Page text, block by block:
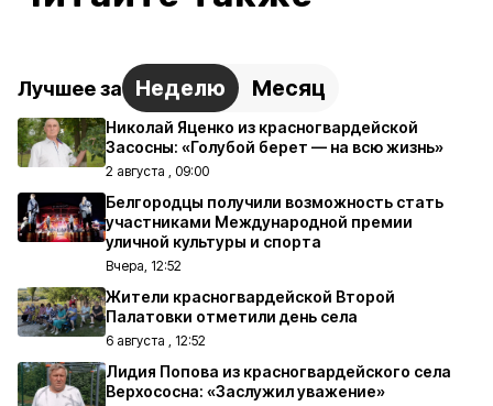
Лучшее за Неделю Месяц
Николай Яценко из красногвардейской
Засосны: «Голубой берет — на всю жизнь»
2 августа , 09:00
Белгородцы получили возможность стать
участниками Международной премии
уличной культуры и спорта
Вчера, 12:52
Жители красногвардейской Второй
Палатовки отметили день села
6 августа , 12:52
Лидия Попова из красногвардейского села
Верхососна: «Заслужил уважение»